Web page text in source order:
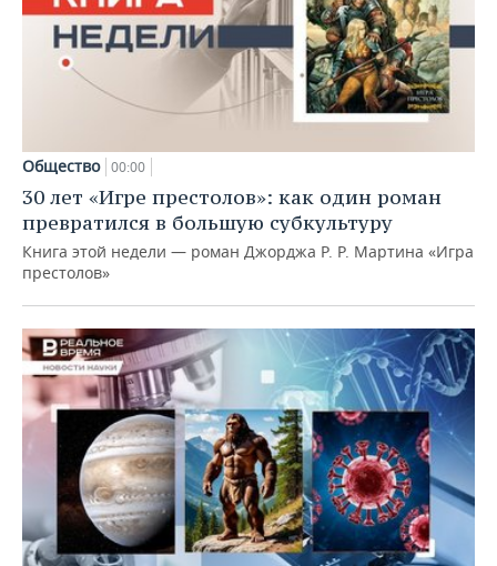
Общество 00:00
30 лет «Игре престолов»: как один роман
превратился в большую субкультуру
Книга этой недели — роман Джорджа Р. Р. Мартина «Игра
престолов»